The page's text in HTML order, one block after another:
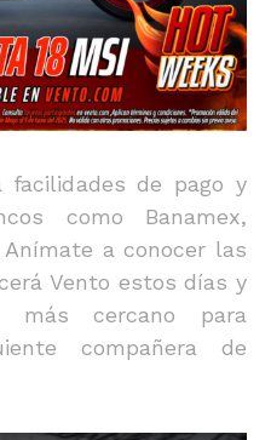
facilidades de pago y
como Banamex,
Anímate a conocer las
Vento estos días y
más cercano para
compañera de